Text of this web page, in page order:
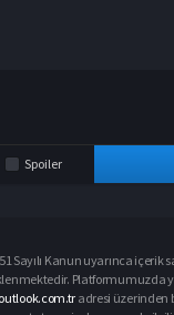
Spoiler
Sayılı Kanun uyarınca içerik
Platformumuzda
adresi üzerinden